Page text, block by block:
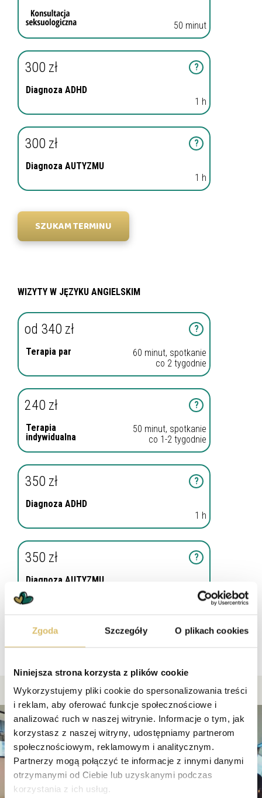
Zgoda Szczegóły O plikach cookies
Niniejsza strona korzysta z plików cookie
Wykorzystujemy pliki cookie do spersonalizowania treści
i reklam, aby oferować funkcje społecznościowe i
analizować ruch w naszej witrynie. Informacje o tym, jak
korzystasz z naszej witryny, udostępniamy partnerom
społecznościowym, reklamowym i analitycznym.
Partnerzy mogą połączyć te informacje z innymi danymi
otrzymanymi od Ciebie lub uzyskanymi podczas
korzystania z ich usług.
50 minut
300 zł ?
Diagnoza ADHD
1 h
300 zł ?
Diagnoza AUTYZMU
1 h
SZUKAM TERMINU
WIZYTY W JĘZYKU ANGIELSKIM
od 340 zł ?
Terapia par
60 minut, spotkanie
co 2 tygodnie
240 zł ?
Terapia
indywidualna
50 minut, spotkanie
co 1-2 tygodnie
350 zł ?
Diagnoza ADHD
1 h
350 zł ?
Diagnoza AUTYZMU
1 h
SZUKAM TERMINU